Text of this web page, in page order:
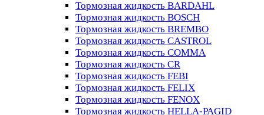
Тормозная жидкость BARDAHL
Тормозная жидкость BOSCH
Тормозная жидкость BREMBO
Тормозная жидкость CASTROL
Тормозная жидкость COMMA
Тормозная жидкость CR
Тормозная жидкость FEBI
Тормозная жидкость FELIX
Тормозная жидкость FENOX
Тормозная жидкость HELLA-PAGID